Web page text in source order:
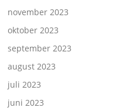
november 2023
oktober 2023
september 2023
august 2023
juli 2023
juni 2023